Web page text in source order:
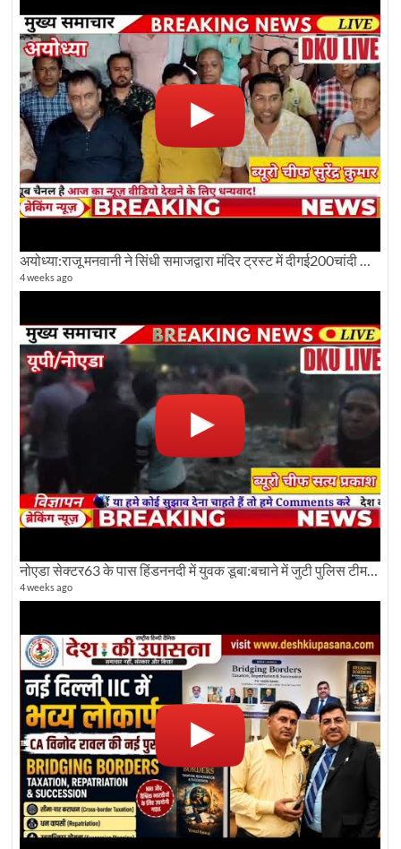
अयोध्या:राजू मनवानी ने सिंधी समाजद्वारा मंदिर ट्रस्ट में दीगई200चांदी की ईंटों पर सवाल का किया विरोध
4 weeks ago
नोएडा सेक्टर63 के पास हिंडननदी में युवक डूबा:बचाने में जुटी पुलिस टीम: देखिए पूरी ग्राउंड रिपोर्टिंग
4 weeks ago